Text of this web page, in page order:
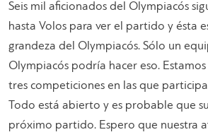
Seis mil aficionados del Olympiacós
hasta Volos para ver el partido y ésta
grandeza del Olympiacós. Sólo un
Olympiacós podría hacer eso.
tres competiciones en las que
Todo está abierto y es probable que
próximo partido. Espero que nuestra